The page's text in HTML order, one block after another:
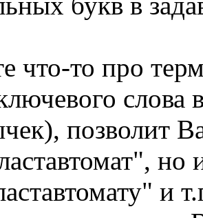
то про
слова
позволит
но
и